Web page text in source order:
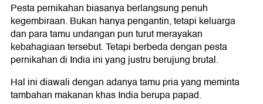
Pesta pernikahan biasanya berlangsung penuh
kegembiraan. Bukan hanya pengantin, tetapi keluarga
dan para tamu undangan pun turut merayakan
kebahagiaan tersebut. Tetapi berbeda dengan pesta
pernikahan di India ini yang justru berujung brutal.
Hal ini diawali dengan adanya tamu pria yang meminta
tambahan makanan khas India berupa papad.